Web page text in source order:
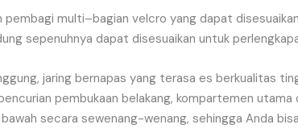
pembagi multi–bagian velcro yang dapat disesuaikan
sepenuhnya dapat disesuaikan untuk
, jaring bernapas yang terasa es berkualitas
pembukaan belakang, kompartemen utama
bawah secara sewenang-wenang, sehingga Anda bisa